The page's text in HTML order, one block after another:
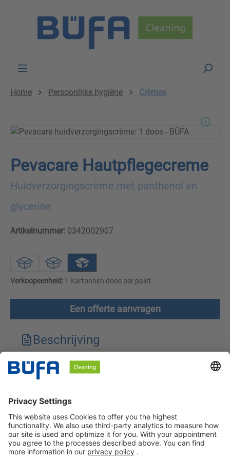
Home Persoonlijke hygiëne Crèmes
Pevacare Hautpflegecreme
Huidverzorgingscrème met panthenol en
glycerine
Artikelnummer: 0342002907
Verkoopeenheid: 1 Kartonnen doos per palet
Een offerte aanvragen
Beschrijving
Technische kenmerken
Veiligheidsinstructies